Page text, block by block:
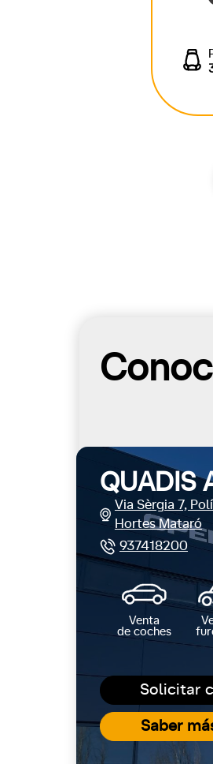
Solicitar
Saber
QUADIS
Via Sèrgia 7,
Hortes Mataró
937418200
Venta
de coches